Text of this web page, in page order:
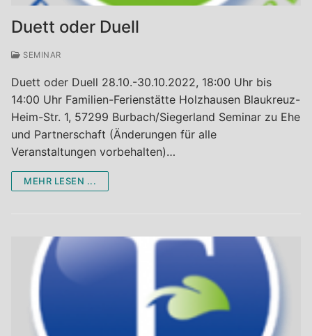
Aktiv-Coaching
Team-Coaching
Duett oder Duell
SEMINAR
Duett oder Duell 28.10.-30.10.2022, 18:00 Uhr bis
14:00 Uhr Familien-Ferienstätte Holzhausen Blaukreuz-
Heim-Str. 1, 57299 Burbach/Siegerland Seminar zu Ehe
und Partnerschaft (Änderungen für alle
Veranstaltungen vorbehalten)…
MEHR LESEN ...